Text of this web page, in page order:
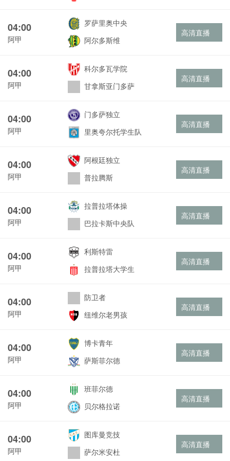
04:00
阿甲
罗萨里奥中央
阿尔多斯维
高清直播
04:00
阿甲
科尔多瓦学院
甘拿斯亚门多萨
高清直播
04:00
阿甲
门多萨独立
里奥夸尔托学生队
高清直播
04:00
阿甲
阿根廷独立
普拉腾斯
高清直播
04:00
阿甲
拉普拉塔体操
巴拉卡斯中央队
高清直播
04:00
阿甲
利斯特雷
拉普拉塔大学生
高清直播
04:00
阿甲
防卫者
纽维尔老男孩
高清直播
04:00
阿甲
博卡青年
萨斯菲尔德
高清直播
04:00
阿甲
班菲尔德
贝尔格拉诺
高清直播
04:00
阿甲
图库曼竞技
萨尔米安杜
高清直播